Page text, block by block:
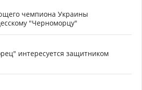
чемпиона Украины
"Черноморцу"
интересуется защитником